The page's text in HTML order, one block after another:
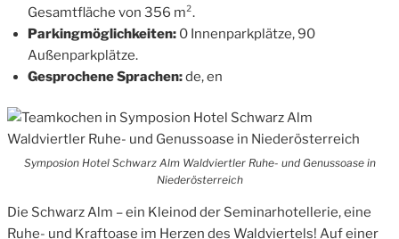
Gesamtfläche von 356 m².
Parkingmöglichkeiten: 0 Innenparkplätze, 90
Außenparkplätze.
Gesprochene Sprachen:de, en
Symposion Hotel Schwarz Alm Waldviertler Ruhe- und Genussoase in
Niederösterreich
Die Schwarz Alm – ein Kleinod der Seminarhotellerie, eine
Ruhe- und Kraftoase im Herzen des Waldviertels! Auf einer